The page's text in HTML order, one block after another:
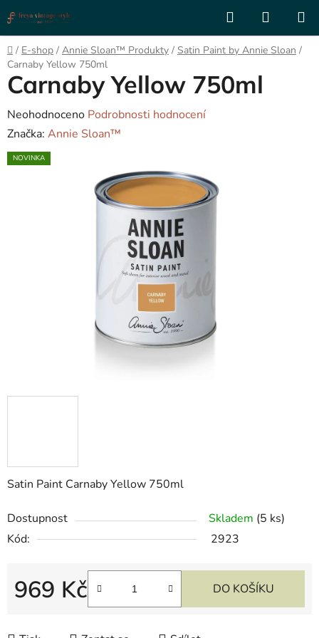
na
obsah
Hledat
KOŠÍK
Domů
/ E-shop / Annie Sloan™ Produkty / Satin Paint by Annie Sloan /
Carnaby Yellow 750ml
Satin Paint Carnaby Yellow 750ml
Dostupnost Skladem (5 ks)
Kód:
2923
969 Kč DO KOŠÍKU
Carnaby Yellow 750ml
Průměrné
hodnocení
produktu
Neohodnoceno Podrobnosti hodnocení
Značka: Annie Sloan™
NOVINKA